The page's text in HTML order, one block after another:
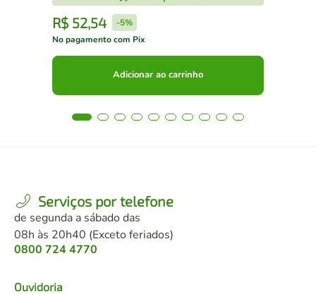
R$ 52,54 -5%
No pagamento com Pix
Adicionar ao carrinho
Serviços por telefone
de segunda a sábado das
08h às 20h40 (Exceto feriados)
0800 724 4770
Ouvidoria